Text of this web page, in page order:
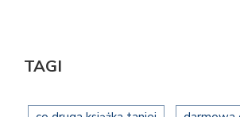
TAGI